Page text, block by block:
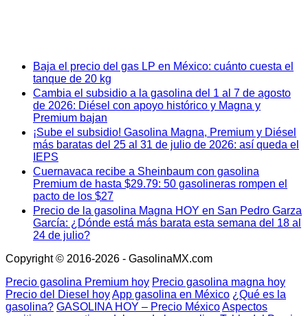
Baja el precio del gas LP en México: cuánto cuesta el
tanque de 20 kg
Cambia el subsidio a la gasolina del 1 al 7 de agosto
de 2026: Diésel con apoyo histórico y Magna y
Premium bajan
¡Sube el subsidio! Gasolina Magna, Premium y Diésel
más baratas del 25 al 31 de julio de 2026: así queda el
IEPS
Cuernavaca recibe a Sheinbaum con gasolina
Premium de hasta $29.79: 50 gasolineras rompen el
pacto de los $27
Precio de la gasolina Magna HOY en San Pedro Garza
García: ¿Dónde está más barata esta semana del 18 al
24 de julio?
Copyright © 2016-2026 - GasolinaMX.com
Precio gasolina Premium hoy Precio gasolina magna hoy
Precio del Diesel hoyApp gasolina en México ¿Qué es la
gasolina? GASOLINA HOY – Precio MéxicoAspectos